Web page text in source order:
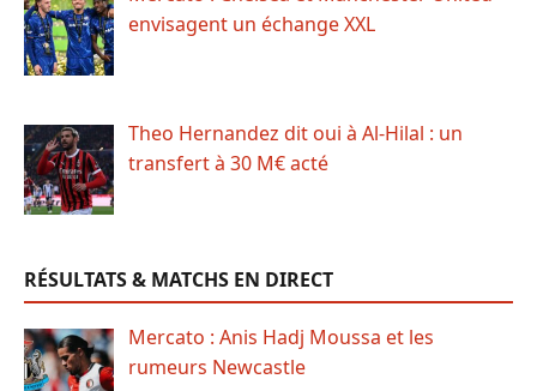
envisagent un échange XXL
Theo Hernandez dit oui à Al-Hilal : un
transfert à 30 M€ acté
RÉSULTATS & MATCHS EN DIRECT
Mercato : Anis Hadj Moussa et les
rumeurs Newcastle